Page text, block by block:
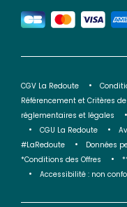
CGV La Redoute
Référencement et Critères
réglementaires et légales
CGU La Redoute
#LaRedoute
Données
*Conditions des Offres
Accessibilité : non